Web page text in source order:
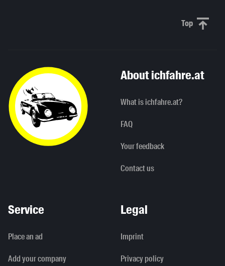
Top Scroll
About ichfahre.at
What is ichfahre.at?
FAQ
Your feedback
Contact us
Service
Place an ad
Add your company
Legal
Imprint
Privacy policy